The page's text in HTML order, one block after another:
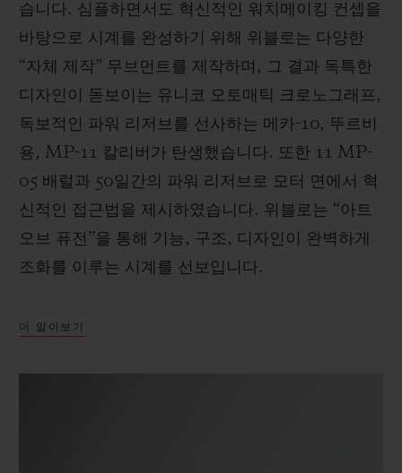
습니다. 심플하면서도 혁신적인 워치메이킹 컨셉을
바탕으로 시계를 완성하기 위해 위블로는 다양한
“자체 제작” 무브먼트를 제작하며, 그 결과 독특한
디자인이 돋보이는 유니코 오토매틱 크로노그래프,
독보적인 파워 리저브를 선사하는 메카-10, 뚜르비
용, MP-11 칼리버가 탄생했습니다. 또한 11 MP-
05 배럴과 50일간의 파워 리저브로 모터 면에서 혁
신적인 접근법을 제시하였습니다. 위블로는 “아트
오브 퓨전”을 통해 기능, 구조, 디자인이 완벽하게
조화를 이루는 시계를 선보입니다.
더 알아보기